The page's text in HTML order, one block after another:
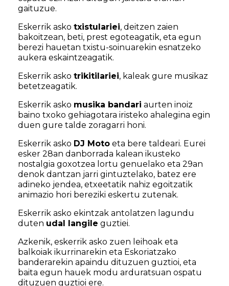
gaituzue.
Eskerrik asko txistulariei, deitzen zaien
bakoitzean, beti, prest egoteagatik, eta egun
berezi hauetan txistu-soinuarekin esnatzeko
aukera eskaintzeagatik.
Eskerrik asko trikitilariei, kaleak gure musikaz
betetzeagatik.
Eskerrik asko musika bandari aurten inoiz
baino txoko gehiagotara iristeko ahalegina egin
duen gure talde zoragarri honi.
Eskerrik asko DJ Moto eta bere taldeari. Eurei
esker 28an danborrada kalean ikusteko
nostalgia goxotzea lortu genuelako eta 29an
denok dantzan jarri gintuztelako, batez ere
adineko jendea, etxeetatik nahiz egoitzatik
animazio hori bereziki eskertu zutenak.
Eskerrik asko ekintzak antolatzen lagundu
duten udal langile guztiei.
Azkenik, eskerrik asko zuen leihoak eta
balkoiak ikurrinarekin eta Eskoriatzako
banderarekin apaindu dituzuen guztioi, eta
baita egun hauek modu arduratsuan ospatu
dituzuen guztioi ere.